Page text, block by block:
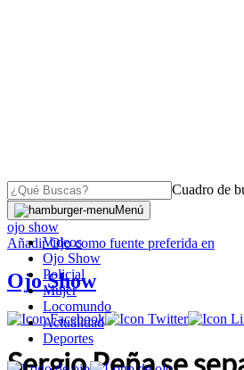
Cuadro de
Menú
Videos
Ojo Show
Policial
Mujer
Locomundo
Actualidad
Deportes
OJO
ojo show
AñadirOjocomo fuente preferida en
Ojo Show